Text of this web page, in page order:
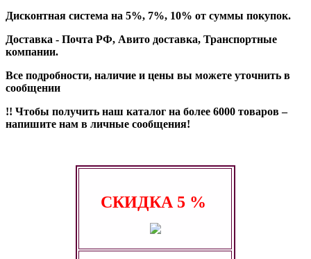
Дисконтная система на 5%, 7%, 10% от суммы покупок.
Доставка - Почта РФ, Авито доставка, Транспортные
компании.
Все подробности, наличие и цены вы можете уточнить в
сообщении
!! Чтобы получить наш каталог на более 6000 товаров –
напишите нам в личные сообщения!
СКИДКА 5 %